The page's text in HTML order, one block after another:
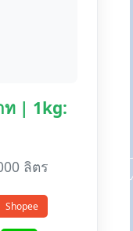
ท | 1kg:
ลิตร
Shopee